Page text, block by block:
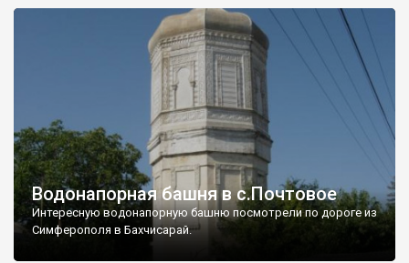
Водонапорная башня в с.Почтовое
Интересную водонапорную башню посмотрели по дороге из
Симферополя в Бахчисарай.